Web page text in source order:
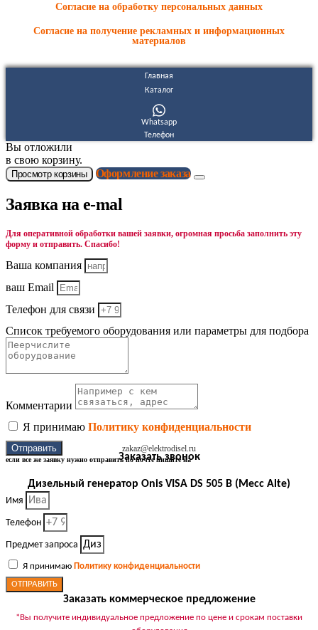
Согласие на обработку персональных данных
Согласие на получение рекламных и информационных
материалов
Главная
Каталог
Whatsapp
Телефон
Вы отложили
в свою корзину.
Просмотр корзины Оформление заказа
Заявка на e-mal
Для оперативной обработки вашей заявки, огромная просьба заполнить эту
форму и отправить. Спасибо!
Ваша компания
ваш Email
Телефон для связи
Список требуемого оборудования или параметры для подбора
Комментарии
Я принимаю Политику конфиденциальности
Отправить
если все же заявку нужно отправить по почте пишите на
zakaz@elektrodisel.ru
Заказать звонок
Дизельный генератор Onis VISA DS 505 B (Mecc Alte)
Имя
Телефон
Предмет запроса
Я принимаю Политику конфиденциальности
ОТПРАВИТЬ
Заказать коммерческое предложение
*Вы получите индивидуальное предложение по цене и срокам поставки